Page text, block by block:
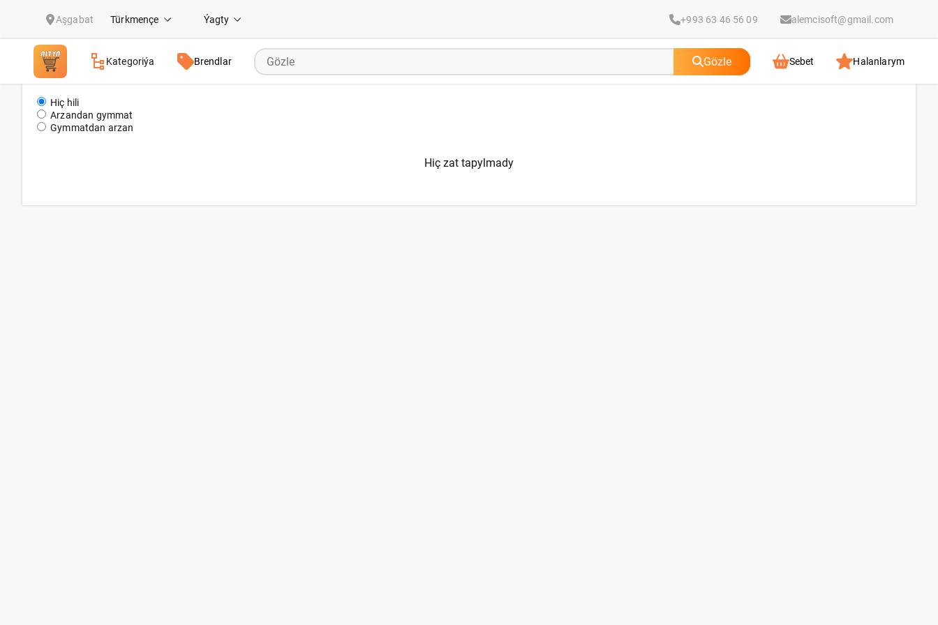
Aşgabat Türkmençe Ýagty +993 63 46 56 09 alemcisoft@gmail.com
Kategoriýa Brendlar Gözle Sebet Halanlarym
Hiç hili
Arzandan gymmat
Gymmatdan arzan
Hiç zat tapylmady